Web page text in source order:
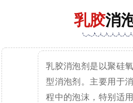
乳胶消
乳胶消泡剂是以聚硅
型消泡剂。主要用于
程中的泡沫，特别适